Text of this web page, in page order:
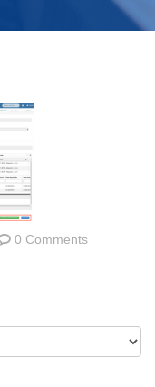
0 Comments